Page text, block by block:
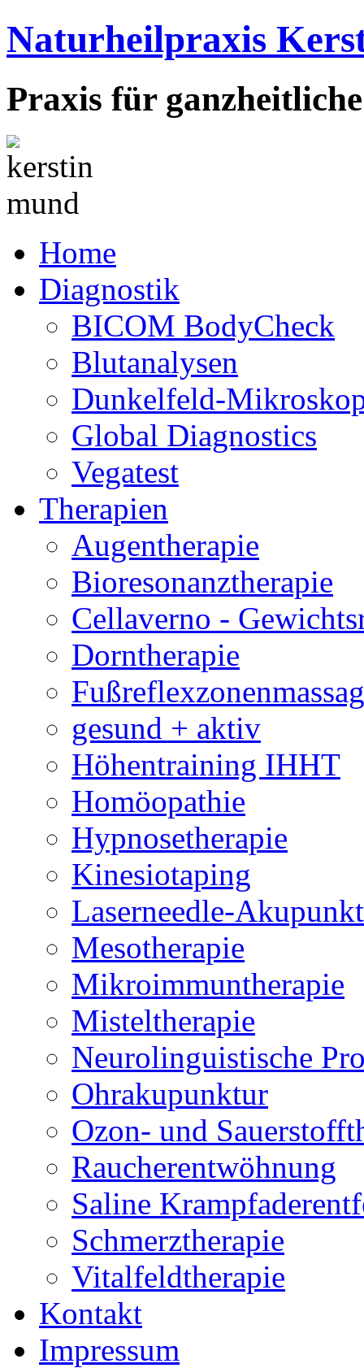
Naturheilpraxis
Praxis für
Home
Diagnostik
BICOM BodyCheck
Blutanalysen
Dunkelfeld-
Global Diagnostics
Vegatest
Therapien
Augentherapie
Bioresonanztherapie
Cellaverno -
Dorntherapie
gesund + aktiv
Höhentraining IHHT
Homöopathie
Hypnosetherapie
Kinesiotaping
Laserneedle-
Mesotherapie
Mikroimmuntherapie
Misteltherapie
Neurolinguistische
Ohrakupunktur
Ozon- und
Raucherentwöhnung
Saline
Schmerztherapie
Vitalfeldtherapie
Kontakt
Impressum